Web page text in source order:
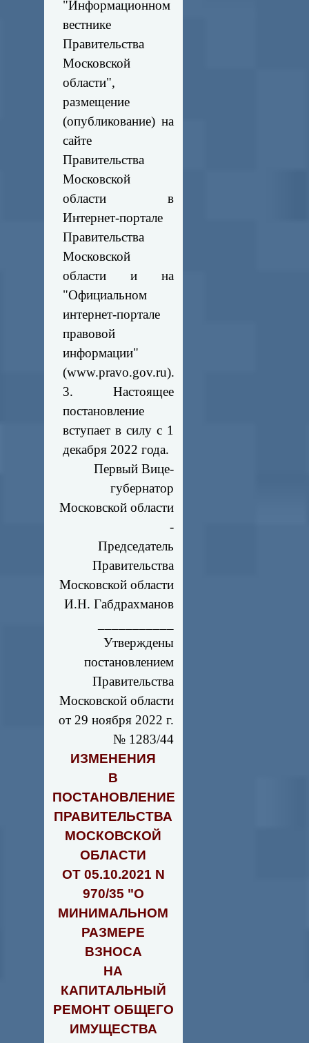
"Информационном
вестнике
Правительства
Московской
области",
размещение
(опубликование) на
сайте
Правительства
Московской
области в
Интернет-портале
Правительства
Московской
области и на
"Официальном
интернет-портале
правовой
информации"
(www.pravo.gov.ru).
3. Настоящее
постановление
вступает в силу с 1
декабря 2022 года.
Первый Вице-
губернатор
Московской области
-
Председатель
Правительства
Московской области
И.Н. Габдрахманов
Утверждены
постановлением
Правительства
Московской области
от 29 ноября 2022 г.
№ 1283/44
ИЗМЕНЕНИЯ
В
ПОСТАНОВЛЕНИЕ
ПРАВИТЕЛЬСТВА
МОСКОВСКОЙ
ОБЛАСТИ
ОТ 05.10.2021 N
970/35 "О
МИНИМАЛЬНОМ
РАЗМЕРЕ
ВЗНОСА
НА
КАПИТАЛЬНЫЙ
РЕМОНТ ОБЩЕГО
ИМУЩЕСТВА